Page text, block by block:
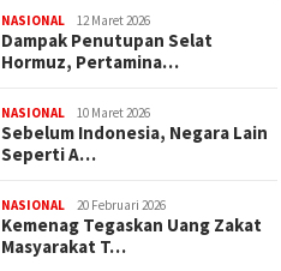
NASIONAL 12 Maret 2026
Dampak Penutupan Selat
Hormuz, Pertamina…
NASIONAL 10 Maret 2026
Sebelum Indonesia, Negara Lain
Seperti A…
NASIONAL 20 Februari 2026
Kemenag Tegaskan Uang Zakat
Masyarakat T…